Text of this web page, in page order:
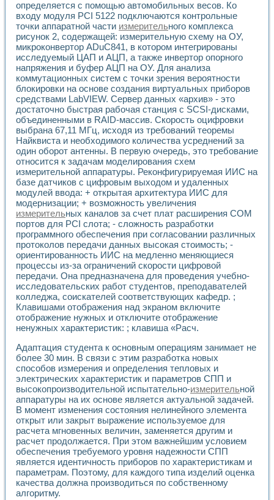
Применение LabVIEW для исследования течения в
Создание виртуальной работы «Изучение магнитных
Обратный маятник
Устройство для изучения основ интерфейсов обмена по
Лабораторный практикум: изучение адиабатического
Стенд для исследования электрических переходных
Система статистической обработки результатов
Автоматизация лазерно-плазменных измерений с
Модельно-измерительный комплекс. Назначение. Состав.
Использование технологий NATIONAL INSTRUMENTS
Учебный практикум "Спектральный и корреляционный
Учебный стенд для исследования принципа действия
Оборудование и программное обеспечение учебных
Виртуальный лабораторный практикум для изучения
Управление роботом ТУР-10 средствами LabVIEW
Аппаратно-программный комплекс для исследования
Автоматизированный дистанционный лабораторный
Исследование возможности реставрации одномерных
Использование технологий NATIONAL INSTRUMENTS в
Разработка модификаций алгоритма полигармонической
Учебный стенд для исследования принципа действия
Виртуальная система поддержки принимаемых решений в
Преемственность дисциплин «Моделирование систем» и
Универсальный стенд для исследования электрических
Лабораторные практикумы по информационно-
Виртуальный измеритель частотных характеристик на
Лабораторный практикум по основам теории Коммутации
Разработка виртуальной лабораторной работы
Виртуальные практикумы по электротехнике в среде
Из опыта внедрения в рамках национального проекта
Исследование эффективности решателей
Опыт разработки LabVIEW лабораторных практикумов
Проблемы повышения качества образования и
Развитие LabVIEW лабораторного практикума по
Разработка виртуальной лаборатории по электротехнике
Усовершенствованные алгоритмы частотного анализа
Об опыте работы учебного центра «Технологии
Технологии NI в магистерской программе «Прикладная
Система диагностики двигателей постоянного тока
Автоматизированный стенд формирования
Лабораторный практикум по курсу ИИС на базе
Партнеры
Академические и отраслевые институты
определяется с помощью автомобильных весов. Ко
входу модуля PCI 5122 подключаются контрольные
точки аппаратной части измерительного комплекса
рисунок 2, содержащей: измерительную схему на ОУ,
микроконвертор ADuC841, в котором интегрированы
исследуемый ЦАП и АЦП, а также инвертор опорного
напряжения и буфер АЦП на ОУ. Для анализа
коммутационных систем с точки зрения вероятности
блокировки на основе создания виртуальных приборов
средствами LabVIEW. Сервер данных «архив» - это
достаточно быстрая рабочая станция с SCSI-дисками,
объединенными в RAID-массив. Скорость оцифровки
выбрана 67,11 МГц, исходя из требований теоремы
Найквиста и необходимого количества усреднений за
один оборот антенны. В первую очередь, это требование
относится к задачам моделирования схем
измерительной аппаратуры. Реконфигурируемая ИИС на
базе датчиков с цифровым выходом и удаленных
модулей ввода: + открытая архитектура ИИС для
модернизации; + возможность увеличения
измерительных каналов за счет плат расширения СОМ
портов для PCI слота; - сложность разработки
программного обеспечения при согласовании различных
протоколов передачи данных высокая стоимость; -
ориентированность ИИС на медленно меняющиеся
процессы из-за ограничений скорости цифровой
передачи. Она предназначена для проведения учебно-
исследовательских работ студентов, преподавателей
колледжа, соискателей соответствующих кафедр. ;
Клавишами отображения над экраном включите
отображение нужных и отключите отображение
ненужных характеристик: ; клавиша «Расч.
Адаптация студента к основным операциям занимает не
более 30 мин. В связи с этим разработка новых
способов измерения и определения тепловых и
электрических характеристик и параметров СПП и
высокопроизводительной испытательно-измерительной
аппаратуры на их основе является актуальной задачей.
В момент изменения состояния нелинейного элемента
открыт или закрыт выражение используемое для
расчета мгновенных величин, заменяется другим и
расчет продолжается. При этом важнейшим условием
обеспечения требуемого уровня надежности СПП
является идентичность приборов по характеристикам и
параметрам. Поэтому, для каждого типа изделий оценка
качества должна производиться по собственному
алгоритму.